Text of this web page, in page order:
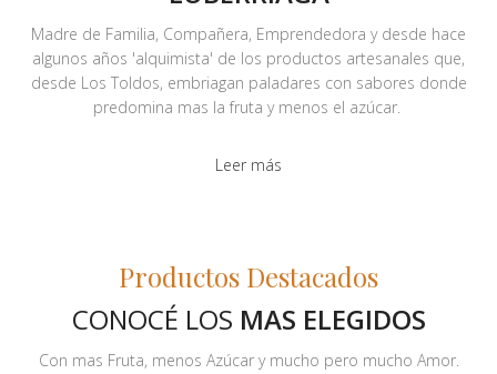
Madre de Familia, Compañera, Emprendedora y desde hace
algunos años 'alquimista' de los productos artesanales que,
desde Los Toldos, embriagan paladares con sabores donde
predomina mas la fruta y menos el azúcar.
Leer más
Productos Destacados
CONOCÉ LOS MAS ELEGIDOS
Con mas Fruta, menos Azúcar y mucho pero mucho Amor.